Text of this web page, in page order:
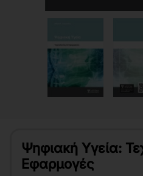
Ψηφιακή Υγεία:
Εφαρμογές